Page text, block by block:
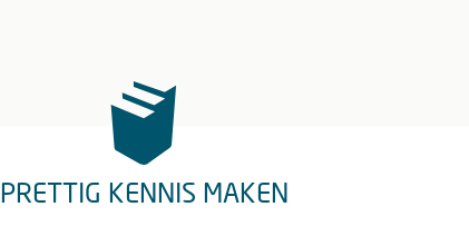
PRETTIG KENNIS MAKEN